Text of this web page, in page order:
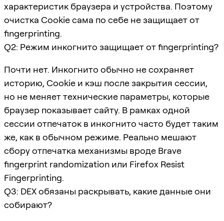
характеристик браузера и устройства. Поэтому
очистка Cookie сама по себе не защищает от
fingerprinting.
Q2: Режим инкогнито защищает от fingerprinting?
Почти нет. Инкогнито обычно не сохраняет
историю, Cookie и кэш после закрытия сессии,
но не меняет технические параметры, которые
браузер показывает сайту. В рамках одной
сессии отпечаток в инкогнито часто будет таким
же, как в обычном режиме. Реально мешают
сбору отпечатка механизмы вроде Brave
fingerprint randomization или Firefox Resist
Fingerprinting.
Q3: DEX обязаны раскрывать, какие данные они
собирают?